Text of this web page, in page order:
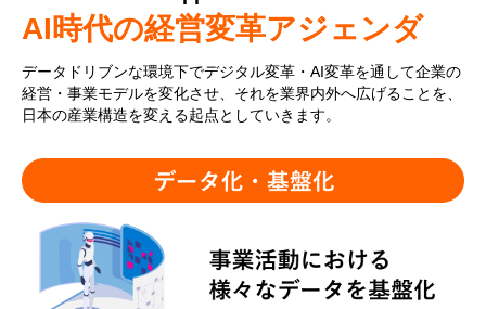
AI時代の経営変革アジェンダ
データドリブンな環境下でデジタル変革・AI変革を通して企業の
経営・事業モデルを変化させ、それを業界内外へ広げることを、
日本の産業構造を変える起点としていきます。